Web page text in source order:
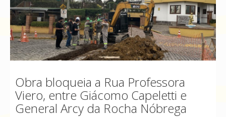
Obra bloqueia a Rua Professora
Viero, entre Giácomo Capeletti e
General Arcy da Rocha Nóbrega